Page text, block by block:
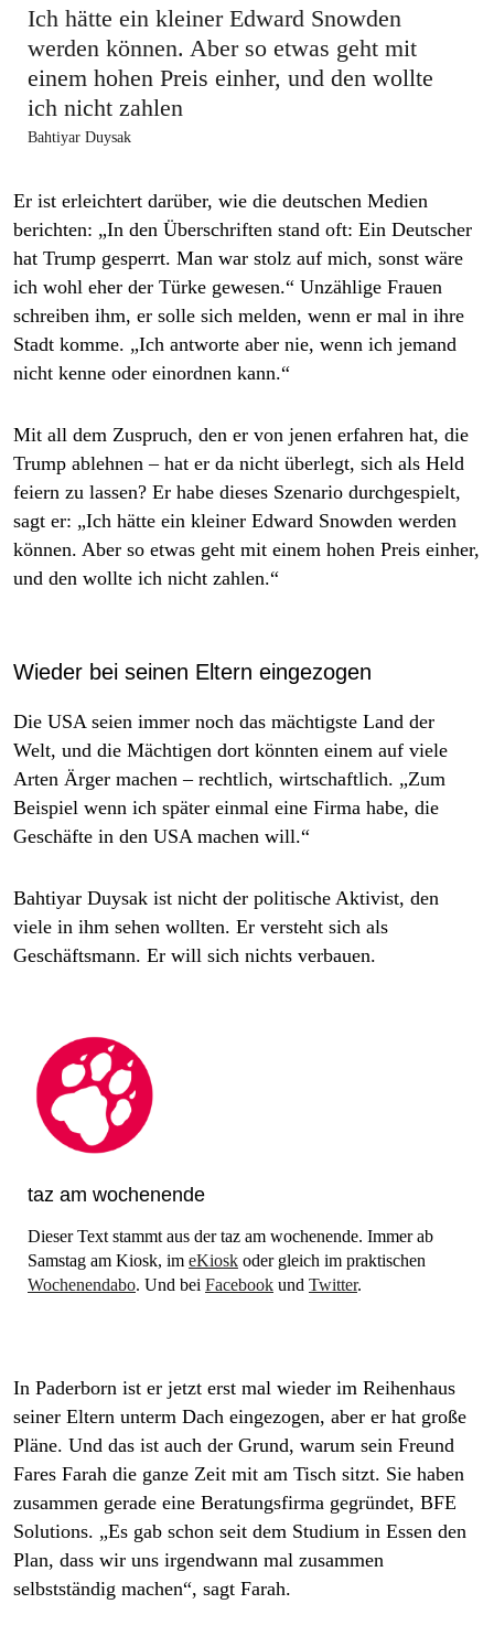
Ich hätte ein kleiner ­Edward ­Snowden
werden können. Aber so etwas geht mit
einem hohen Preis einher, und den wollte
ich nicht zahlen
Bahtiyar Duysak
Er ist erleichtert darüber, wie die deutschen Medien
berichten: „In den Überschriften stand oft: Ein Deutscher
hat Trump gesperrt. Man war stolz auf mich, sonst wäre
ich wohl eher der Türke gewesen.“ Unzählige Frauen
schrei­ben ihm, er solle sich melden, wenn er mal in ihre
Stadt komme. „Ich antworte aber nie, wenn ich jemand
nicht kenne oder einordnen kann.“
Mit all dem Zuspruch, den er von jenen erfahren hat, die
Trump ablehnen – hat er da nicht überlegt, sich als Held
feiern zu lassen? Er habe dieses Szenario durchgespielt,
sagt er: „Ich hätte ein kleiner Edward Snowden werden
können. Aber so etwas geht mit einem hohen Preis einher,
und den wollte ich nicht zahlen.“
Wieder bei seinen Eltern eingezogen
Die USA seien immer noch das mächtigste Land der
Welt, und die Mächtigen dort könnten einem auf viele
Arten Ärger machen – rechtlich, wirtschaftlich. „Zum
Beispiel wenn ich später einmal eine Firma habe, die
Geschäfte in den USA machen will.“
Bahtiyar Duysak ist nicht der politische Aktivist, den
viele in ihm sehen wollten. Er versteht sich als
Geschäftsmann. Er will sich nichts verbauen.
taz am wochenende
Dieser Text stammt aus der taz am wochenende. Immer ab
Samstag am Kiosk, im eKiosk oder gleich im praktischen
Wochenendabo. Und bei Facebook und Twitter.
In Paderborn ist er jetzt erst mal wieder im Reihenhaus
seiner Eltern unterm Dach eingezogen, aber er hat große
Pläne. Und das ist auch der Grund, warum sein Freund
Fares Farah die ganze Zeit mit am Tisch sitzt. Sie haben
zusammen gerade eine Beratungsfirma gegründet, BFE
Solutions. „Es gab schon seit dem Studium in Essen den
Plan, dass wir uns irgendwann mal zusammen
selbstständig machen“, sagt Farah.